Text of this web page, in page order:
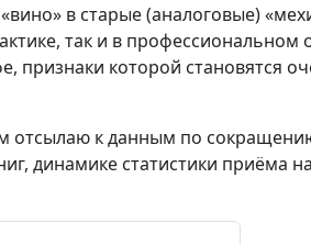
в старые (аналоговые)
так и в профессиональном
признаки которой становятся
отсылаю к данным по
динамике статистики приёма